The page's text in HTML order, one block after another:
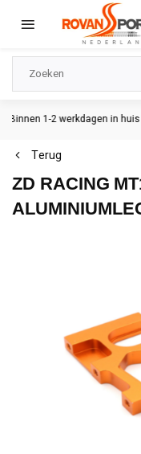
Binnen 1-2 werkdagen in huis
Terug
ZD RACING